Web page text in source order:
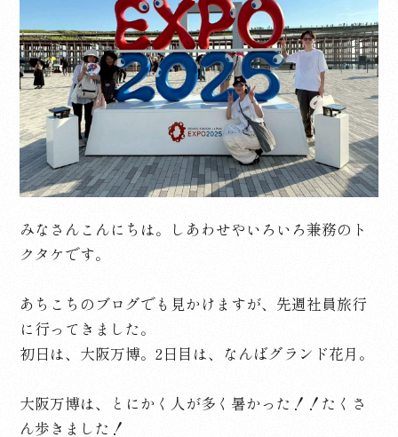
みなさんこんにちは。しあわせやいろいろ兼務のト
クタケです。
あちこちのブログでも見かけますが、先週社員旅行
に行ってきました。
初日は、大阪万博。2日目は、なんばグランド花月。
大阪万博は、とにかく人が多く暑かった！！たくさ
ん歩きました！